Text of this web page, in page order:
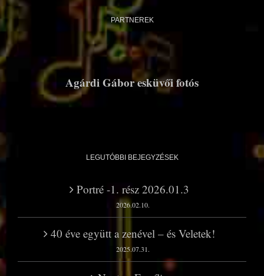
PARTNEREK
Agárdi Gábor esküvői fotós
LEGUTÓBBI BEJEGYZÉSEK
Portré -1. rész 2026.01.3
2026.02.10.
40 éve együtt a zenével – és Veletek!
2025.07.31.